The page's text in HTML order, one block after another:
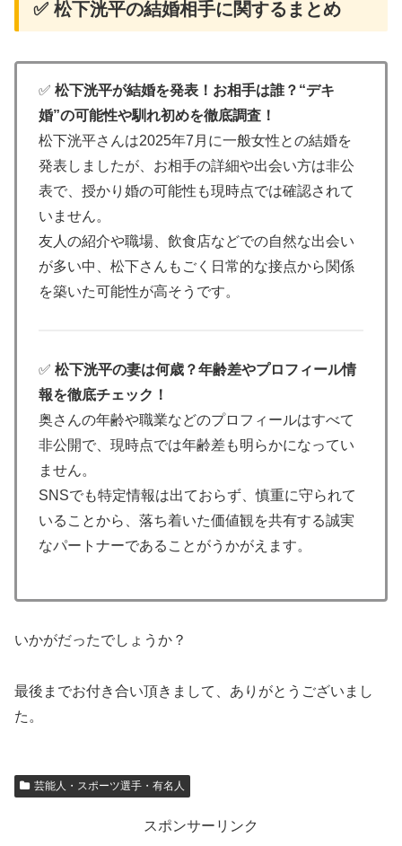
✅ 松下洸平の結婚相手に関するまとめ
✅ 松下洸平が結婚を発表！お相手は誰？“デキ
婚”の可能性や馴れ初めを徹底調査！
松下洸平さんは2025年7月に一般女性との結婚を
発表しましたが、お相手の詳細や出会い方は非公
表で、授かり婚の可能性も現時点では確認されて
いません。
友人の紹介や職場、飲食店などでの自然な出会い
が多い中、松下さんもごく日常的な接点から関係
を築いた可能性が高そうです。
✅ 松下洸平の妻は何歳？年齢差やプロフィール情
報を徹底チェック！
奥さんの年齢や職業などのプロフィールはすべて
非公開で、現時点では年齢差も明らかになってい
ません。
SNSでも特定情報は出ておらず、慎重に守られて
いることから、落ち着いた価値観を共有する誠実
なパートナーであることがうかがえます。
いかがだったでしょうか？
最後までお付き合い頂きまして、ありがとうございまし
た。
芸能人・スポーツ選手・有名人
スポンサーリンク